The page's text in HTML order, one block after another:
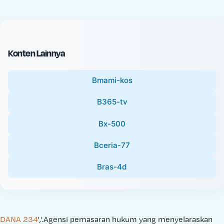
c
e
Konten Lainnya
Bmami-kos
B365-tv
Bx-500
Bceria-77
Bras-4d
DANA 234','.Agensi pemasaran hukum yang menyelaraskan